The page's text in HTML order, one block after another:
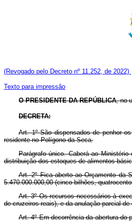
(Revogado pelo Decreto nº 11.252, de 2022)
Texto para impressão
O PRESIDENTE DA REPÚBLICA, no
DECRETA:
Art. 1º São dispensados de penhor
residente no Polígono da Seca.
Parágrafo único. Caberá ao
distribuição dos estoques de alimentos
Art. 2º Fica aberto ao Orçamento da
5.470.000.000,00 (cinco bilhões,
Art. 3º Os recursos necessários à
de cruzeiros reais), e da anulação parcial
Art. 4º Em decorrência da abertura